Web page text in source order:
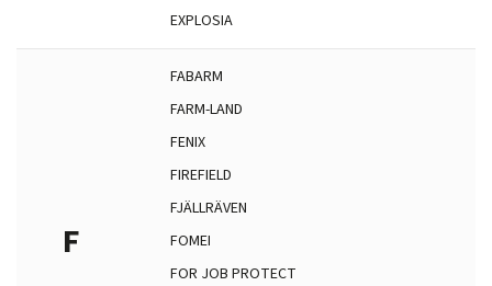
EXPLOSIA
F
FABARM
FARM-LAND
FENIX
FIREFIELD
FJÄLLRÄVEN
FOMEI
FOR JOB PROTECT